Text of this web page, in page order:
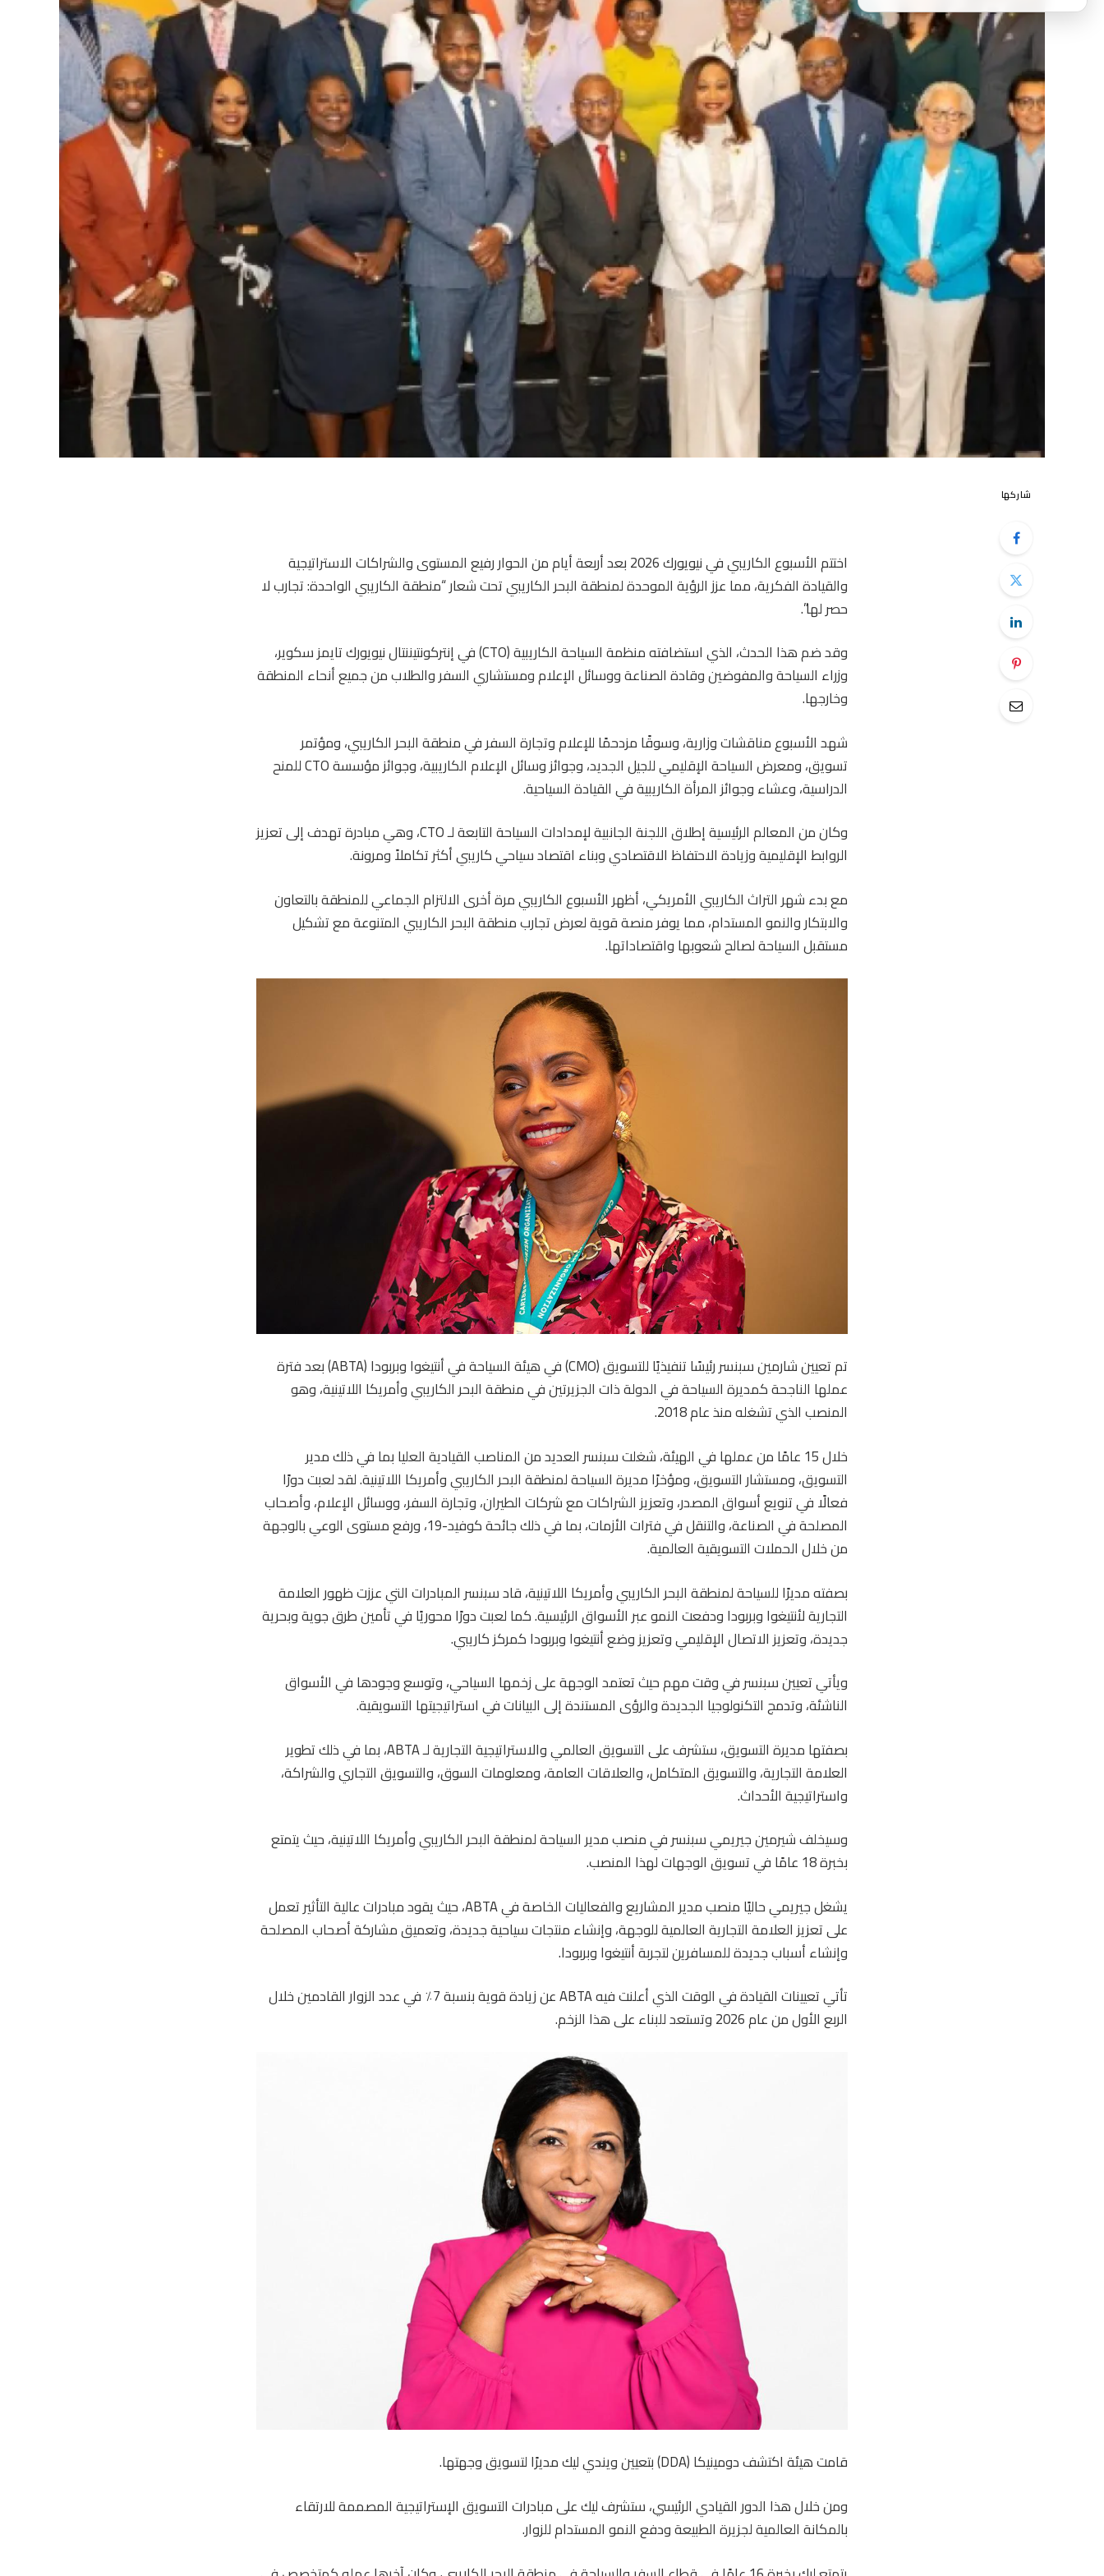
شاركها
اختتم الأسبوع الكاريبي في نيويورك 2026 بعد أربعة أيام من الحوار رفيع المستوى والشراكات الاستراتيجية
والقيادة الفكرية، مما عزز الرؤية الموحدة لمنطقة البحر الكاريبي تحت شعار “منطقة الكاريبي الواحدة: تجارب لا
حصر لها”.
وقد ضم هذا الحدث، الذي استضافته منظمة السياحة الكاريبية (CTO) في إنتركونتيننتال نيويورك تايمز سكوير،
وزراء السياحة والمفوضين وقادة الصناعة ووسائل الإعلام ومستشاري السفر والطلاب من جميع أنحاء المنطقة
وخارجها.
شهد الأسبوع مناقشات وزارية، وسوقًا مزدحمًا للإعلام وتجارة السفر في منطقة البحر الكاريبي، ومؤتمر
تسويق، ومعرض السياحة الإقليمي للجيل الجديد، وجوائز وسائل الإعلام الكاريبية، وجوائز مؤسسة CTO للمنح
الدراسية، وعشاء وجوائز المرأة الكاريبية في القيادة السياحية.
وكان من المعالم الرئيسية إطلاق اللجنة الجانبية لإمدادات السياحة التابعة لـ CTO، وهي مبادرة تهدف إلى تعزيز
الروابط الإقليمية وزيادة الاحتفاظ الاقتصادي وبناء اقتصاد سياحي كاريبي أكثر تكاملاً ومرونة.
مع بدء شهر التراث الكاريبي الأمريكي، أظهر الأسبوع الكاريبي مرة أخرى الالتزام الجماعي للمنطقة بالتعاون
والابتكار والنمو المستدام، مما يوفر منصة قوية لعرض تجارب منطقة البحر الكاريبي المتنوعة مع تشكيل
مستقبل السياحة لصالح شعوبها واقتصاداتها.
تم تعيين شارمين سبنسر رئيسًا تنفيذيًا للتسويق (CMO) في هيئة السياحة في أنتيغوا وبربودا (ABTA) بعد فترة
عملها الناجحة كمديرة السياحة في الدولة ذات الجزيرتين في منطقة البحر الكاريبي وأمريكا اللاتينية، وهو
المنصب الذي تشغله منذ عام 2018.
خلال 15 عامًا من عملها في الهيئة، شغلت سبنسر العديد من المناصب القيادية العليا بما في ذلك مدير
التسويق، ومستشار التسويق، ومؤخرًا مديرة السياحة لمنطقة البحر الكاريبي وأمريكا اللاتينية. لقد لعبت دورًا
فعالًا في تنويع أسواق المصدر، وتعزيز الشراكات مع شركات الطيران، وتجارة السفر، ووسائل الإعلام، وأصحاب
المصلحة في الصناعة، والتنقل في فترات الأزمات، بما في ذلك جائحة كوفيد-19، ورفع مستوى الوعي بالوجهة
من خلال الحملات التسويقية العالمية.
بصفته مديرًا للسياحة لمنطقة البحر الكاريبي وأمريكا اللاتينية، قاد سبنسر المبادرات التي عززت ظهور العلامة
التجارية لأنتيغوا وبربودا ودفعت النمو عبر الأسواق الرئيسية. كما لعبت دورًا محوريًا في تأمين طرق جوية وبحرية
جديدة، وتعزيز الاتصال الإقليمي وتعزيز وضع أنتيغوا وبربودا كمركز كاريبي.
ويأتي تعيين سبنسر في وقت مهم حيث تعتمد الوجهة على زخمها السياحي، وتوسع وجودها في الأسواق
الناشئة، وتدمج التكنولوجيا الجديدة والرؤى المستندة إلى البيانات في استراتيجيتها التسويقية.
بصفتها مديرة التسويق، ستشرف على التسويق العالمي والاستراتيجية التجارية لـ ABTA، بما في ذلك تطوير
العلامة التجارية، والتسويق المتكامل، والعلاقات العامة، ومعلومات السوق، والتسويق التجاري والشراكة،
واستراتيجية الأحداث.
وسيخلف شيرمين جيريمي سبنسر في منصب مدير السياحة لمنطقة البحر الكاريبي وأمريكا اللاتينية، حيث يتمتع
بخبرة 18 عامًا في تسويق الوجهات لهذا المنصب.
يشغل جيريمي حاليًا منصب مدير المشاريع والفعاليات الخاصة في ABTA، حيث يقود مبادرات عالية التأثير تعمل
على تعزيز العلامة التجارية العالمية للوجهة، وإنشاء منتجات سياحية جديدة، وتعميق مشاركة أصحاب المصلحة
وإنشاء أسباب جديدة للمسافرين لتجربة أنتيغوا وبربودا.
تأتي تعيينات القيادة في الوقت الذي أعلنت فيه ABTA عن زيادة قوية بنسبة 7٪ في عدد الزوار القادمين خلال
الربع الأول من عام 2026 وتستعد للبناء على هذا الزخم.
قامت هيئة اكتشف دومينيكا (DDA) بتعيين ويندي ليك مديرًا لتسويق وجهتها.
ومن خلال هذا الدور القيادي الرئيسي، ستشرف ليك على مبادرات التسويق الإستراتيجية المصممة للارتقاء
بالمكانة العالمية لجزيرة الطبيعة ودفع النمو المستدام للزوار.